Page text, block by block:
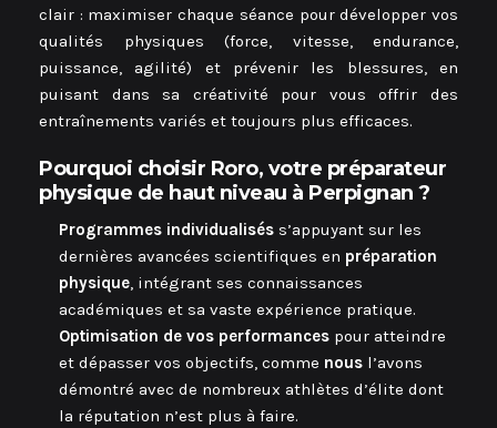
clair : maximiser chaque séance pour développer vos
qualités physiques (force, vitesse, endurance,
puissance, agilité) et prévenir les blessures, en
puisant dans sa créativité pour vous offrir des
entraînements variés et toujours plus efficaces.
Pourquoi choisir Roro, votre préparateur
physique de haut niveau à Perpignan ?
Programmes individualisés s’appuyant sur les
dernières avancées scientifiques en préparation
physique, intégrant ses connaissances
académiques et sa vaste expérience pratique.
Optimisation de vos performances pour atteindre
et dépasser vos objectifs, comme nous l’avons
démontré avec de nombreux athlètes d’élite dont
la réputation n’est plus à faire.